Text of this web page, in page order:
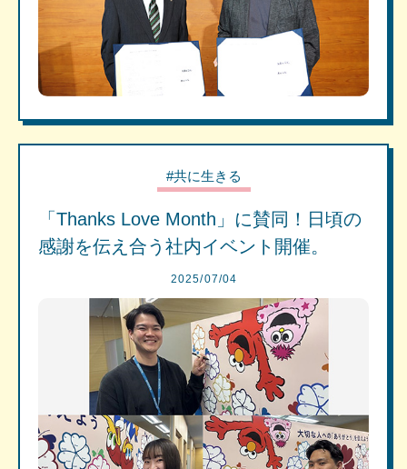
#共に生きる
「Thanks Love Month」に賛同！日頃の
感謝を伝え合う社内イベント開催。
2025/07/04